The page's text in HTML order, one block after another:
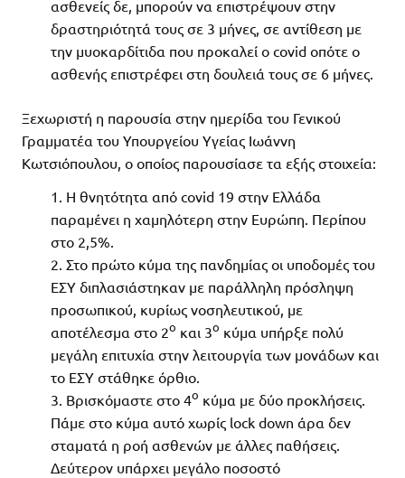
ασθενείς δε, μπορούν να επιστρέψουν στην
δραστηριότητά τους σε 3 μήνες, σε αντίθεση με
την μυοκαρδίτιδα που προκαλεί ο covid οπότε ο
ασθενής επιστρέφει στη δουλειά τους σε 6 μήνες.
Ξεχωριστή η παρουσία στην ημερίδα του Γενικού
Γραμματέα του Υπουργείου Υγείας Ιωάννη
Κωτσιόπουλου, ο οποίος παρουσίασε τα εξής στοιχεία:
Η θνητότητα από covid 19 στην Ελλάδα
παραμένει η χαμηλότερη στην Ευρώπη. Περίπου
στο 2,5%.
Στο πρώτο κύμα της πανδημίας οι υποδομές του
ΕΣΥ διπλασιάστηκαν με παράλληλη πρόσληψη
προσωπικού, κυρίως νοσηλευτικού, με
αποτέλεσμα στο 2ο και 3ο κύμα υπήρξε πολύ
μεγάλη επιτυχία στην λειτουργία των μονάδων και
το ΕΣΥ στάθηκε όρθιο.
Βρισκόμαστε στο 4ο κύμα με δύο προκλήσεις.
Πάμε στο κύμα αυτό χωρίς lock down άρα δεν
σταματά η ροή ασθενών με άλλες παθήσεις.
Δεύτερον υπάρχει μεγάλο ποσοστό